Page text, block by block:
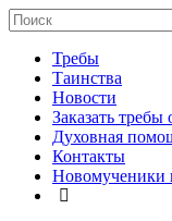
Требы
Таинства
Новости
Заказать требы
Духовная
Контакты
Новомученики